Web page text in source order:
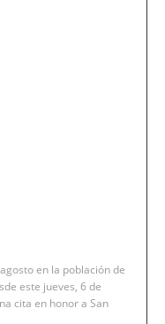
en la población de
este jueves, 6 de
cita en honor a San